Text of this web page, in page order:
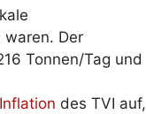
waren. Der
Tonnen/Tag und
Inflation des TVI auf,